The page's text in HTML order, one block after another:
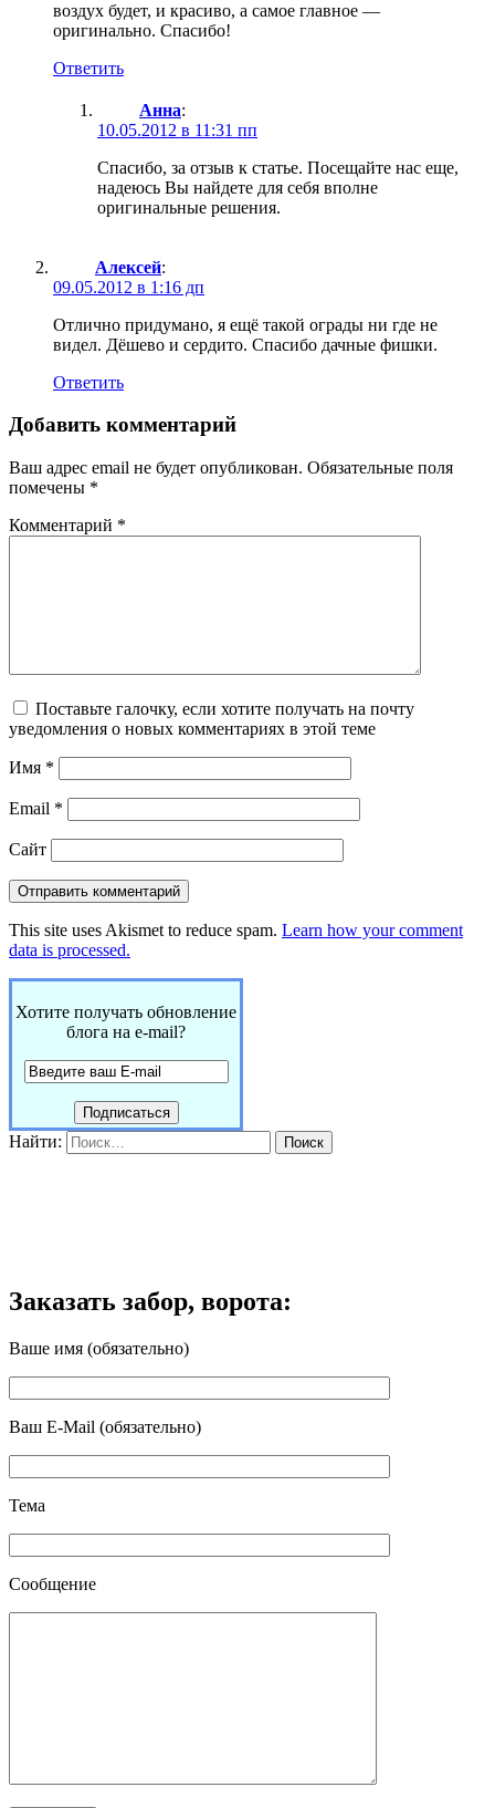
воздух будет, и красиво, а самое главное —
оригинально. Спасибо!
Ответить
Анна:
10.05.2012 в 11:31 пп
Спасибо, за отзыв к статье. Посещайте нас еще,
надеюсь Вы найдете для себя вполне
оригинальные решения.
Алексей:
09.05.2012 в 1:16 дп
Отлично придумано, я ещё такой ограды ни где не
видел. Дёшево и сердито. Спасибо дачные фишки.
Ответить
Добавить комментарий
Ваш адрес email не будет опубликован. Обязательные поля
помечены *
Комментарий *
Поставьте галочку, если хотите получать на почту
уведомления о новых комментариях в этой теме
Имя *
Email *
Сайт
This site uses Akismet to reduce spam. Learn how your comment
data is processed.
Хотите получать обновление
блога на e-mail?
Найти:
Заказать забор, ворота:
Ваше имя (обязательно)
Ваш E-Mail (обязательно)
Тема
Сообщение